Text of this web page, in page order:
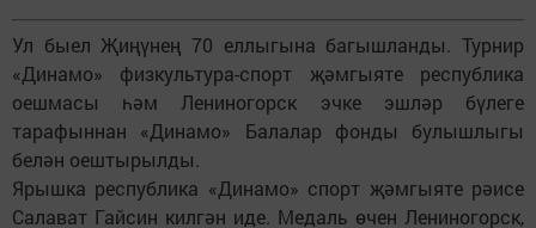
Ул быел Җиңүнең 70 еллыгына багышланды. Турнир
«Динамо» физкультура-спорт җәмгыяте республика
оешмасы һәм Лениногорск эчке эшләр бүлеге
тарафыннан «Динамо» Балалар фонды булышлыгы
белән оештырылды.
Ярышка республика «Динамо» спорт җәмгыяте рәисе
Салават Гайсин килгән иде. Медаль өчен Лениногорск,